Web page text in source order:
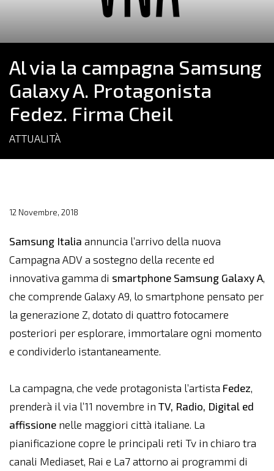
Al via la campagna Samsung
Galaxy A. Protagonista
Fedez. Firma Cheil
ATTUALITÀ
12 Novembre, 2018
Samsung Italia annuncia l’arrivo della nuova
Campagna ADV a sostegno della recente ed
innovativa gamma di smartphone Samsung Galaxy A,
che comprende Galaxy A9, lo smartphone pensato per
la generazione Z, dotato di quattro fotocamere
posteriori per esplorare, immortalare ogni momento
e condividerlo istantaneamente.
La campagna, che vede protagonista l’artista Fedez,
prenderà il via l’11 novembre in TV, Radio, Digital ed
affissione nelle maggiori città italiane. La
pianificazione copre le principali reti Tv in chiaro tra
canali Mediaset, Rai e La7 attorno ai programmi di